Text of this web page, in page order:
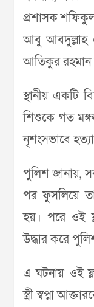
প্রশাসক শফিকুল
আবু আবদুল্লাহ
আতিকুর রহমান
স্থানীয় একটি
শিশুকে গত
নৃশংসভাবে
পুলিশ জানায়,
পর ফুসলিয়ে
হয়। পরে ওই
উদ্ধার করে
এ ঘটনায় ওই
স্ত্রী স্বপ্না